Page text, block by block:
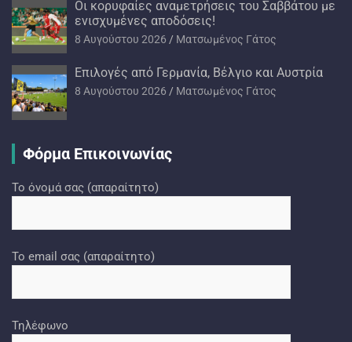
Oι κορυφαίες αναμετρήσεις του Σαββάτου με
ενισχυμένες αποδόσεις!
8 Αυγούστου 2026 Ματσωμένος Γάτος
Επιλογές από Γερμανία, Βέλγιο και Αυστρία
8 Αυγούστου 2026 Ματσωμένος Γάτος
Φόρμα Επικοινωνίας
Το όνομά σας (απαραίτητο)
Το email σας (απαραίτητο)
Τηλέφωνο